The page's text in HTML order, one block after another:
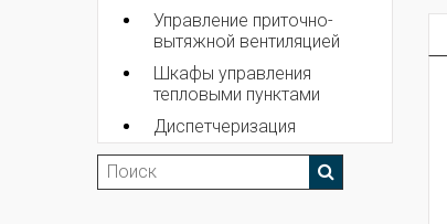
Управление приточно-
вытяжной вентиляцией
Шкафы управления
тепловыми пунктами
Диспетчеризация